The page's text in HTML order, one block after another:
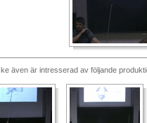
även är intresserad av följande